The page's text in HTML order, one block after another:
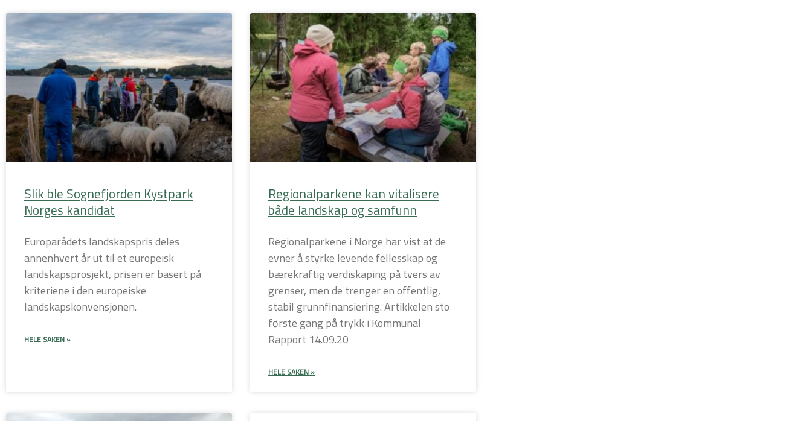
Slik ble Sognefjorden Kystpark
Norges kandidat
Europarådets landskapspris deles
annenhvert år ut til et europeisk
landskapsprosjekt, prisen er basert på
kriteriene i den europeiske
landskapskonvensjonen.
HELE SAKEN »
Regionalparkene kan vitalisere
både landskap og samfunn
Regionalparkene i Norge har vist at de
evner å styrke levende fellesskap og
bærekraftig verdiskaping på tvers av
grenser, men de trenger en offentlig,
stabil grunnfinansiering. Artikkelen sto
første gang på trykk i Kommunal
Rapport 14.09.20
HELE SAKEN »